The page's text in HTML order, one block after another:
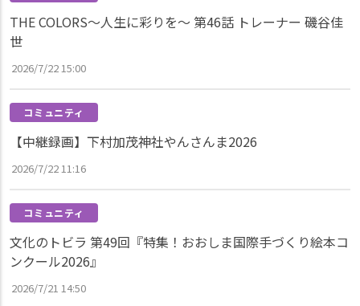
THE COLORS～人生に彩りを～ 第46話 トレーナー 磯谷佳
世
2026/7/22 15:00
コミュニティ
【中継録画】下村加茂神社やんさんま2026
2026/7/22 11:16
コミュニティ
文化のトビラ 第49回『特集！おおしま国際手づくり絵本コ
ンクール2026』
2026/7/21 14:50